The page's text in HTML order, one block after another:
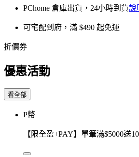
PChome 倉庫出貨，24小時到貨說
可宅配到府，滿 $490 起免運
折價券
優惠活動
看全部
P幣
【限全盈+PAY】單筆滿$5000送